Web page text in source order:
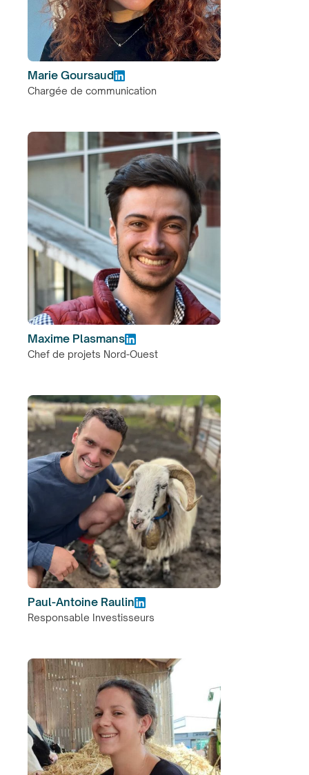
Marie Goursaud
Chargée de communication
Maxime Plasmans
Chef de projets Nord-Ouest
Paul-Antoine Raulin
Responsable Investisseurs